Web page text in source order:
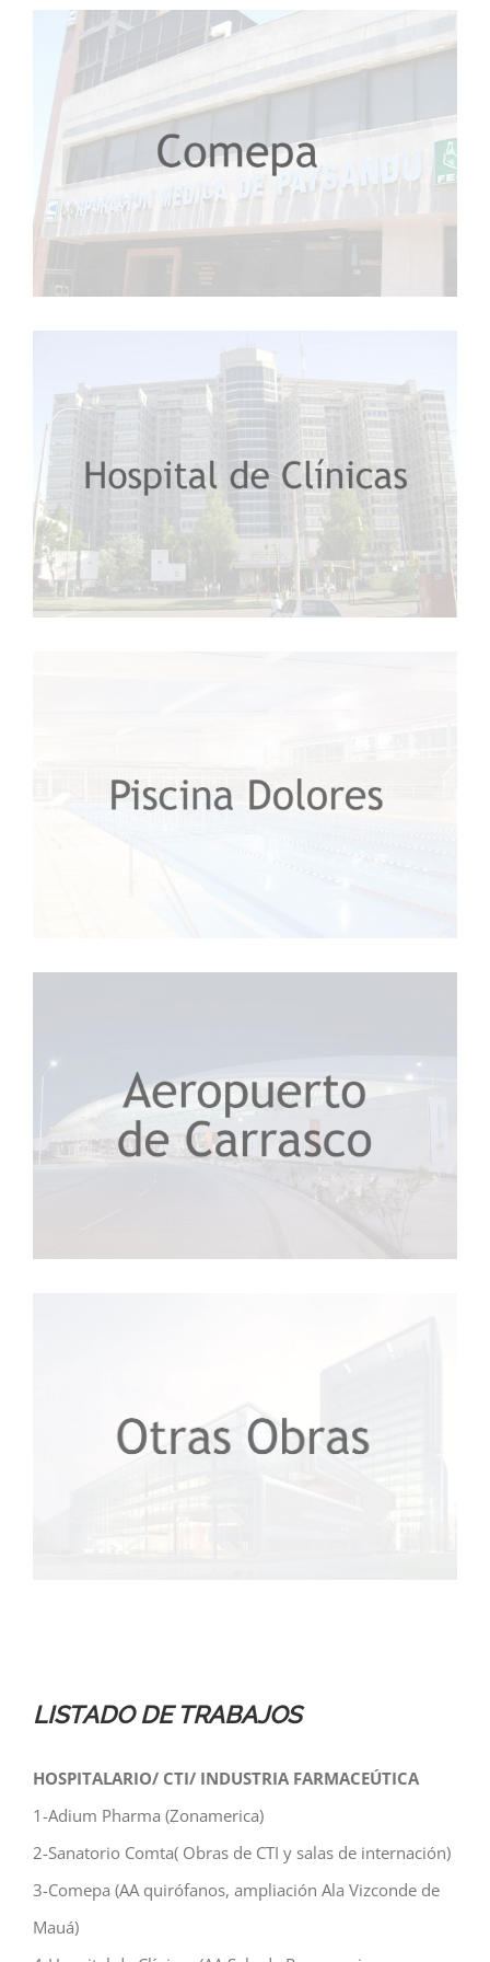
Adium Pharma
COMEPA
Hospital de Clínicas
Compta
Aeropuerto
LISTADO DE TRABAJOS
HOSPITALARIO/ CTI/ INDUSTRIA FARMACEÚTICA
1-Adium Pharma (Zonamerica)
2-Sanatorio Comta( Obras de CTI y salas de internación)
3-Comepa (AA quirófanos, ampliación Ala Vizconde de
Mauá)